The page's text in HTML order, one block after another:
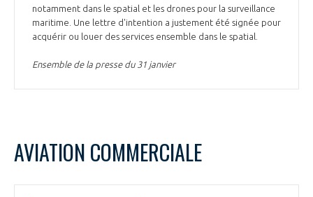
notamment dans le spatial et les drones pour la surveillance
maritime. Une lettre d'intention a justement été signée pour
acquérir ou louer des services ensemble dans le spatial.
Ensemble de la presse du 31 janvier
AVIATION COMMERCIALE